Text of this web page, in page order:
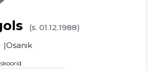
(s. 01.12.1988)
Osanik